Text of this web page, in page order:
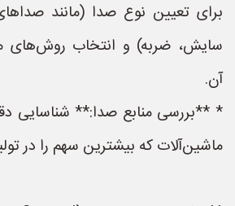
برای تعیین نوع صدا (مانند
سایش، ضربه) و انتخاب روش‌های
آن.
* **بررسی منابع صدا:** شناسایی
ماشین‌آلات که بیشترین سهم را در